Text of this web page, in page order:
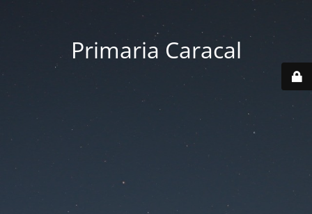
Primaria Caracal